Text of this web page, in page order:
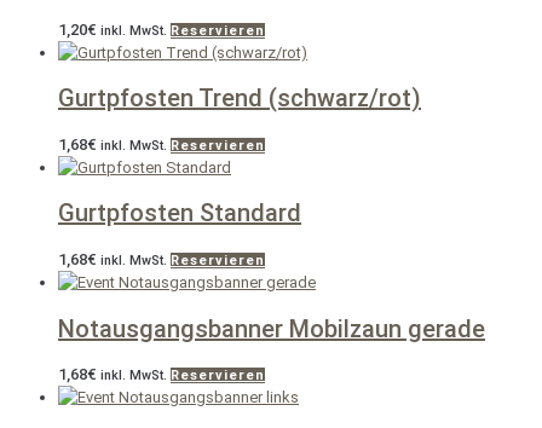
1,20€ inkl. MwSt. Reservieren
Gurtpfosten Trend (schwarz/rot)
1,68€ inkl. MwSt. Reservieren
Gurtpfosten Standard
1,68€ inkl. MwSt. Reservieren
Notausgangsbanner Mobilzaun gerade
1,68€ inkl. MwSt. Reservieren